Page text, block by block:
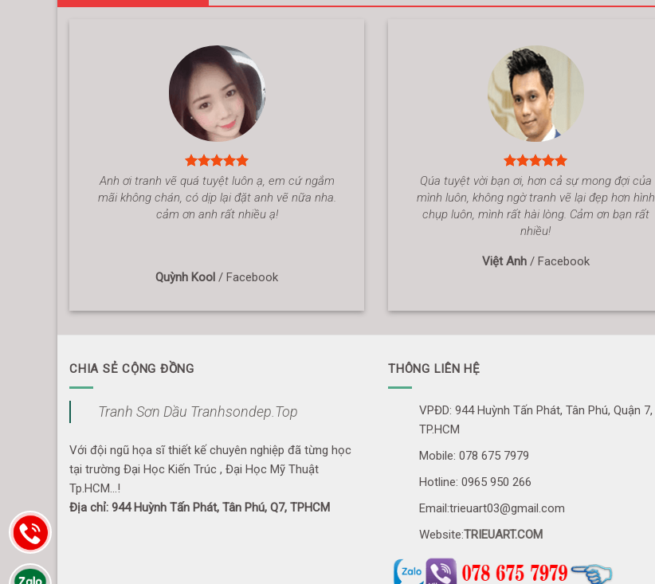
Anh ơi tranh vẽ quá tuyệt luôn ạ, em cứ ngắm
mãi không chán, có dịp lại đặt anh vẽ nữa nha.
cảm ơn anh rất nhiều ạ!
Quỳnh Kool / Facebook
Qúa tuyệt vời bạn ơi, hơn cả sự mong đợi của
mình luôn, không ngờ tranh vẽ lại đẹp hơn hình
chụp luôn, mình rất hài lòng. Cảm ơn bạn rất
nhiều!
Việt Anh / Facebook
CHIA SẺ CỘNG ĐỒNG
Tranh Sơn Dầu Tranhsondep.Top
Với đội ngũ họa sĩ thiết kế chuyên nghiệp đã từng học
tại trường Đại Học Kiến Trúc , Đại Học Mỹ Thuật
Tp.HCM...!
Địa chỉ: 944 Huỳnh Tấn Phát, Tân Phú, Q7, TPHCM
THÔNG LIÊN HỆ
VPĐD: 944 Huỳnh Tấn Phát, Tân Phú, Quận 7,
TP.HCM
Mobile: 078 675 7979
Hotline: 0965 950 266
Email:trieuart03@gmail.com
Website:TRIEUART.COM